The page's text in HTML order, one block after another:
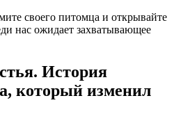
своего питомца и открывайте
нас ожидает захватывающее
История
который изменил